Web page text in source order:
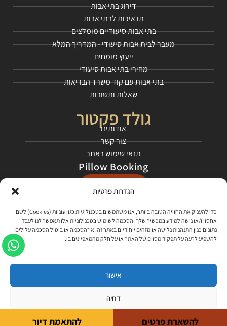
הגדרות פרטיות
כדי להעניק את החוויה הטובה ביותר, אנו משתמשים בטכנולוגיות כגון עוגיות (Cookies) לשם
אחסון ו/או גישה למידע במכשיר שלך. הסכמה לשימוש בטכנולוגיות אלו תאפשר לנו לעבד
נתונים כגון התנהגות גלישה או מזהים ייחודיים באתר זה. אי־הסכמה או ביטול הסכמה עלולים
להשפיע לרעה על תפקוד מסוים של האתר או על חלק מהמאפיינים בו.
אישור
דחיה
דירוג בתי אבות
תו איכות לבתי אבות
בתי אבות סיעודיים מומלצים
מעבר לבית אבות סיעודי - המדריך המלא
ייעוץ מומחים
מחירי בתי אבות סיעודי
בתי אבות עם קוד משרד הבריאות
שאלות ותשובות
גולד פקטור
אודותינו
צור קשר
תנאי שימוש באתר
Pillow Booking
רשתות חברתיות
בקרו אותנו בפייסבוק
צפו בסרטונים שלנו ביוטיוב, למדו עלינו ועל התהליך!
כל הזכויות שמורות לגולד פקטור 2021 ©
להשארת פרטים להתאמת דיור